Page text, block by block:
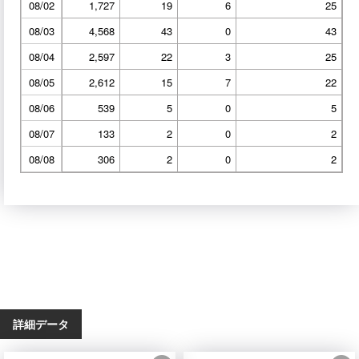
08/02 1,727 19 6
25
08/03
4,568 43 0
43
08/04
2,597 22 3
25
08/05
2,612 15 7
22
08/06
539 5 0
5
08/07
133 2 0
2
08/08
306 2 0 2
詳細データ